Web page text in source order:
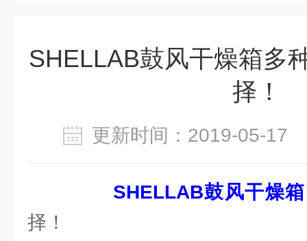
SHELLAB鼓风干燥箱多
择！
更新时间：2019-05-
SHELLAB鼓风干燥箱
择！